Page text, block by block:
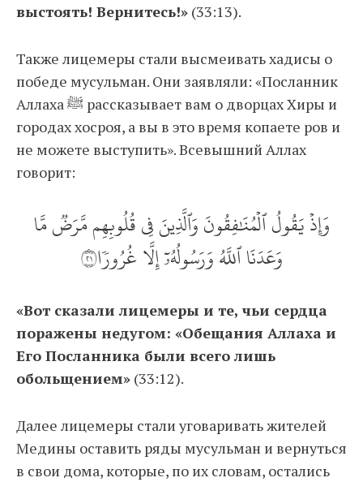
выстоять! Вернитесь!» (33:13).
Также лицемеры стали высмеивать хадисы о
победе мусульман. Они заявляли: «Посланник
Аллаха ﷺ рассказывает вам о дворцах Хиры и
городах хосроя, а вы в это время копаете ров и
не можете выступить». Всевышний Аллах
говорит:
وَإِذۡ يَقُولُ ٱلۡمُنَٰفِقُونَ وَٱلَّذِينَ فِي قُلُوبِهِم مَّرَضٞ مَّا
وَعَدَنَا ٱللَّهُ وَرَسُولُهُۥٓ إِلَّا غُرُورٗا١٢
«Вот сказали лицемеры и те, чьи сердца
поражены недугом: «Обещания Аллаха и
Его Посланника были всего лишь
обольщением» (33:12).
Далее лицемеры стали уговаривать жителей
Медины оставить ряды мусульман и вернуться
в свои дома, которые, по их словам, остались